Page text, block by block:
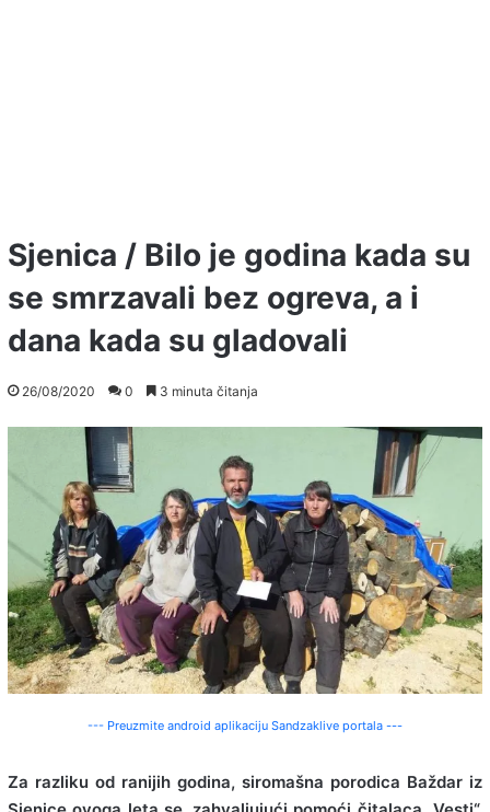
Sjenica / Bilo je godina kada su
se smrzavali bez ogreva, a i
dana kada su gladovali
26/08/2020 0 3 minuta čitanja
--- Preuzmite android aplikaciju Sandzaklive portala ---
Za razliku od ranijih godina, siromašna porodica Baždar iz